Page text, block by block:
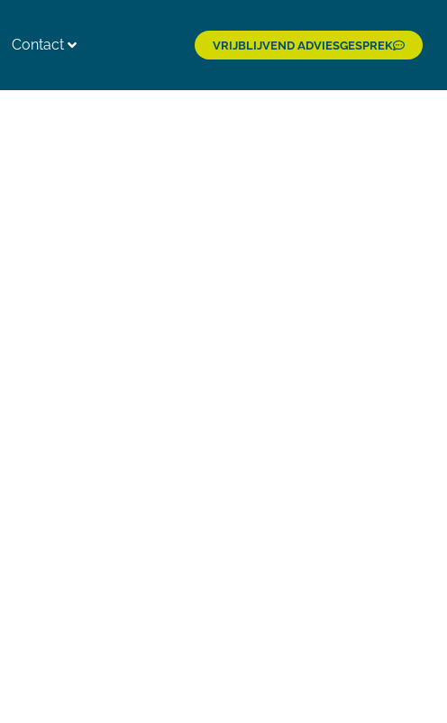
Contact VRIJBLIJVEND ADVIESGESPREK